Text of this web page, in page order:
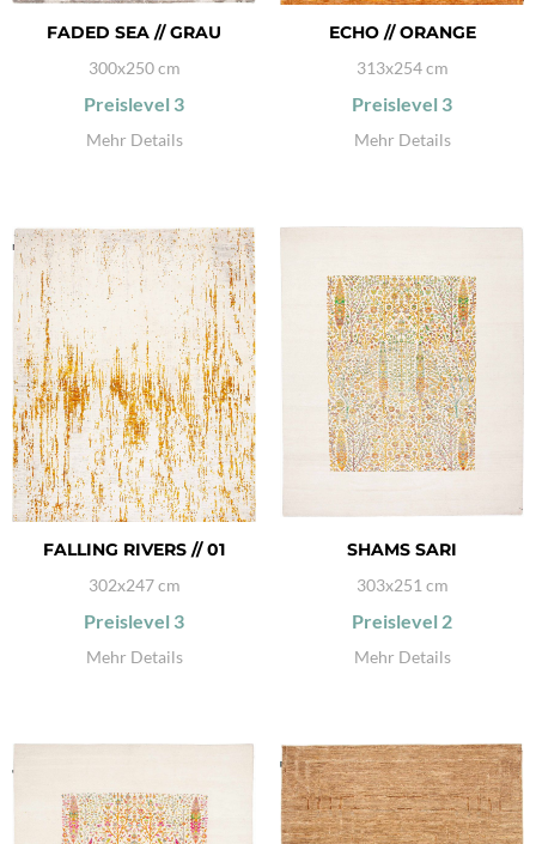
FADED SEA // GRAU
300x250 cm
Preislevel 3
Mehr Details
ECHO // ORANGE
313x254 cm
Preislevel 3
Mehr Details
FALLING RIVERS // 01
302x247 cm
Preislevel 3
Mehr Details
SHAMS SARI
303x251 cm
Preislevel 2
Mehr Details